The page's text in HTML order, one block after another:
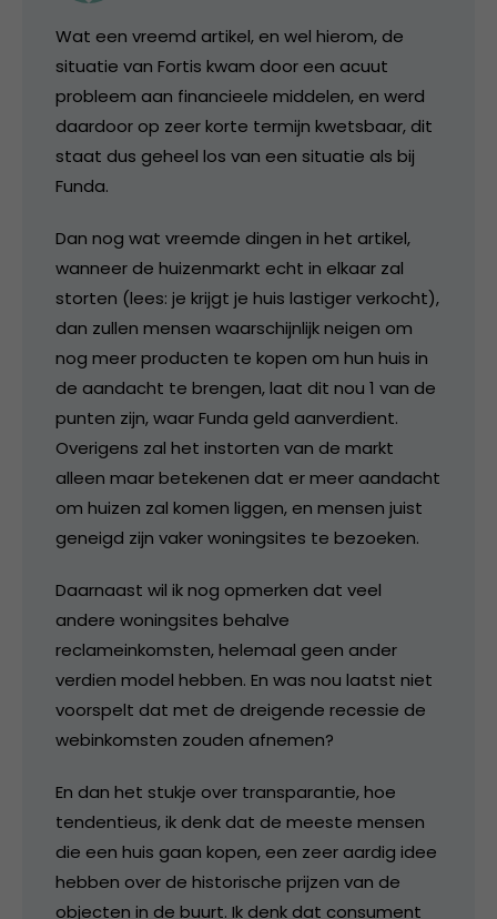
Wat een vreemd artikel, en wel hierom, de
situatie van Fortis kwam door een acuut
probleem aan financieele middelen, en werd
daardoor op zeer korte termijn kwetsbaar, dit
staat dus geheel los van een situatie als bij
Funda.
Dan nog wat vreemde dingen in het artikel,
wanneer de huizenmarkt echt in elkaar zal
storten (lees: je krijgt je huis lastiger verkocht),
dan zullen mensen waarschijnlijk neigen om
nog meer producten te kopen om hun huis in
de aandacht te brengen, laat dit nou 1 van de
punten zijn, waar Funda geld aanverdient.
Overigens zal het instorten van de markt
alleen maar betekenen dat er meer aandacht
om huizen zal komen liggen, en mensen juist
geneigd zijn vaker woningsites te bezoeken.
Daarnaast wil ik nog opmerken dat veel
andere woningsites behalve
reclameinkomsten, helemaal geen ander
verdien model hebben. En was nou laatst niet
voorspelt dat met de dreigende recessie de
webinkomsten zouden afnemen?
En dan het stukje over transparantie, hoe
tendentieus, ik denk dat de meeste mensen
die een huis gaan kopen, een zeer aardig idee
hebben over de historische prijzen van de
objecten in de buurt. Ik denk dat consument